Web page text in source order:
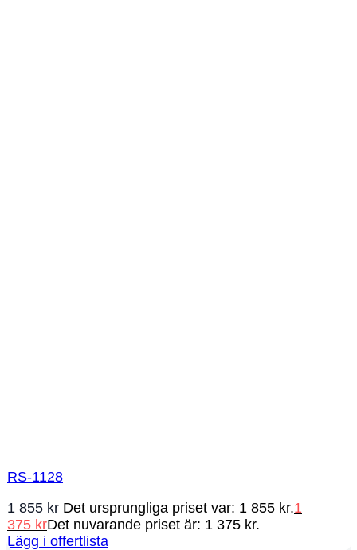
RS-1128
1 855kr Det ursprungliga priset var: 1 855 kr.1
375 krDet nuvarande priset är: 1 375 kr.
Lägg i offertlista